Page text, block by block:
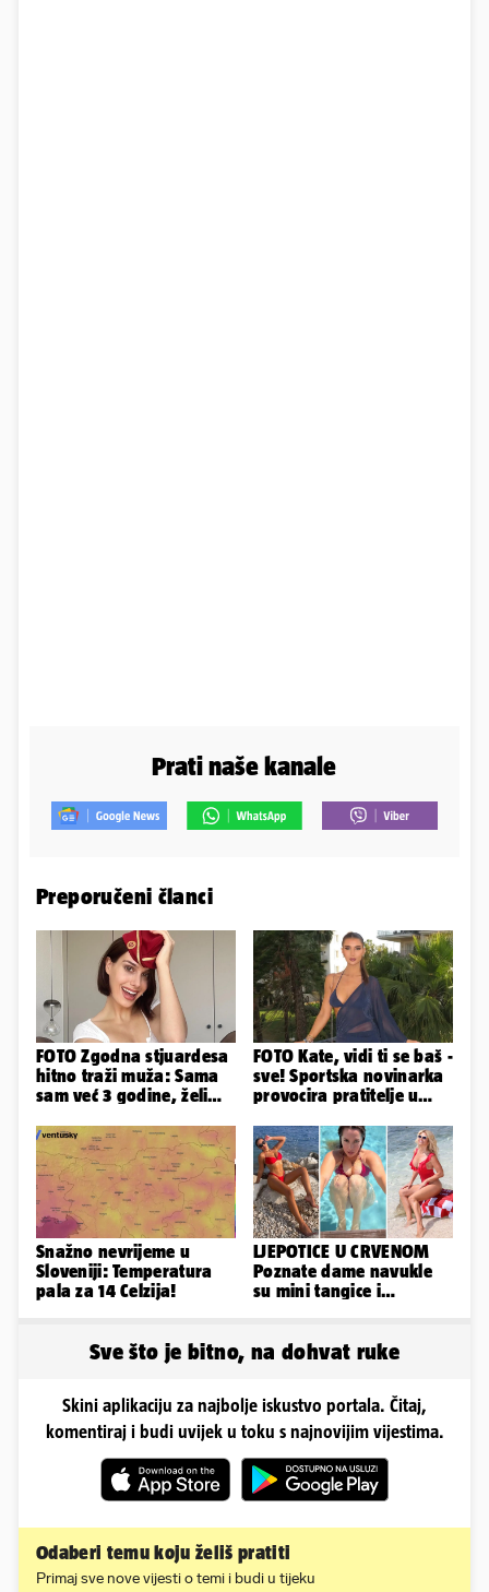
Prati naše kanale
Preporučeni članci
FOTO Zgodna stjuardesa
hitno traži muža: Sama
sam već 3 godine, želim
FOTO Kate, vidi ti se baš -
sve! Sportska novinarka
provocira pratitelje u
Snažno nevrijeme u
Sloveniji: Temperatura
pala za 14 Celzija!
LJEPOTICE U CRVENOM
Poznate dame navukle
su mini tangice i
Sve što je bitno, na dohvat ruke
Skini aplikaciju za najbolje iskustvo portala. Čitaj,
komentiraj i budi uvijek u toku s najnovijim vijestima.
Odaberi temu koju želiš pratiti
Primaj sve nove vijesti o temi i budi u tijeku